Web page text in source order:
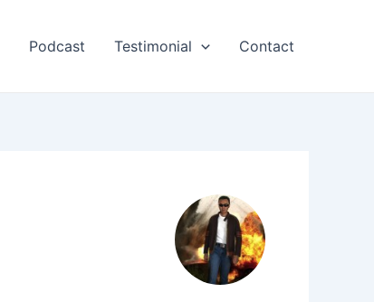
Podcast Testimonial Contact